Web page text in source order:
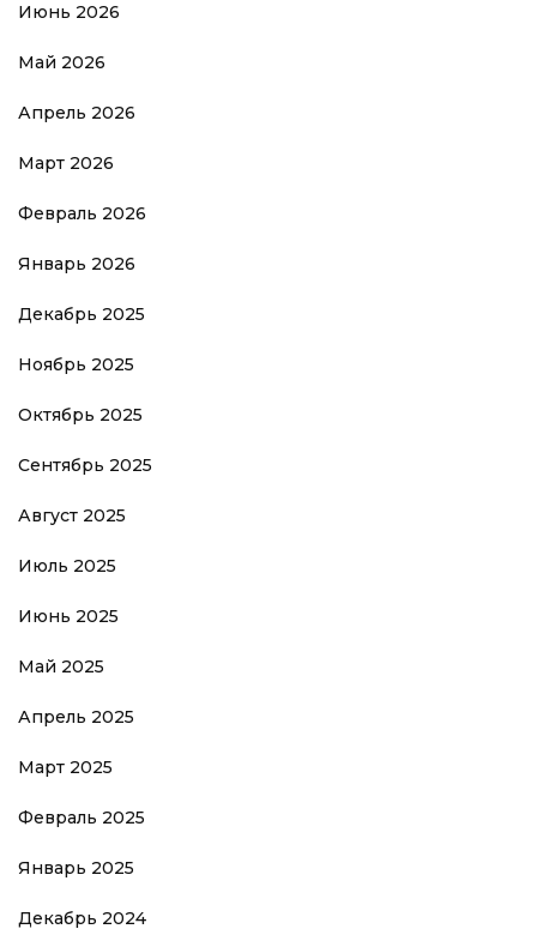
Июнь 2026
Май 2026
Апрель 2026
Март 2026
Февраль 2026
Январь 2026
Декабрь 2025
Ноябрь 2025
Октябрь 2025
Сентябрь 2025
Август 2025
Июль 2025
Июнь 2025
Май 2025
Апрель 2025
Март 2025
Февраль 2025
Январь 2025
Декабрь 2024